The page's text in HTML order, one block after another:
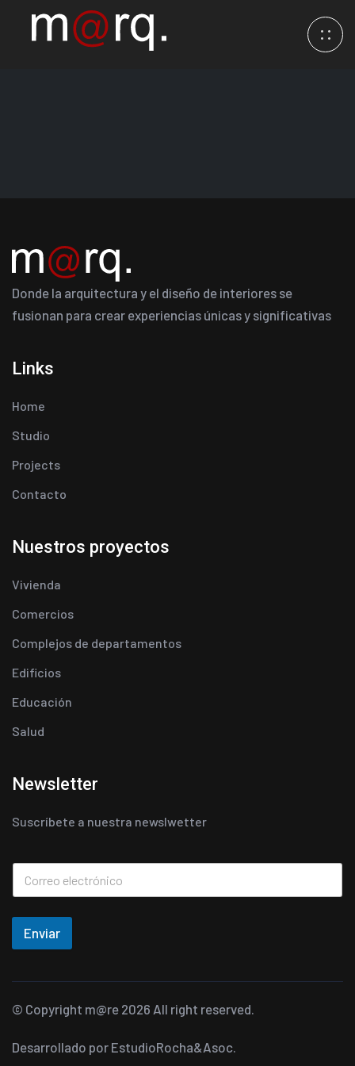
Donde la arquitectura y el diseño de interiores se
fusionan para crear experiencias únicas y significativas
Links
Home
Studio
Projects
Contacto
Nuestros proyectos
Vivienda
Comercios
Complejos de departamentos
Edificios
Educación
Salud
Newsletter
Suscríbete a nuestra newslwetter
Enviar
© Copyright m@re 2026 All right reserved.
Desarrollado por EstudioRocha&Asoc.